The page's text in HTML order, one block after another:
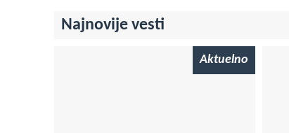
Najnovije vesti
Aktuelno